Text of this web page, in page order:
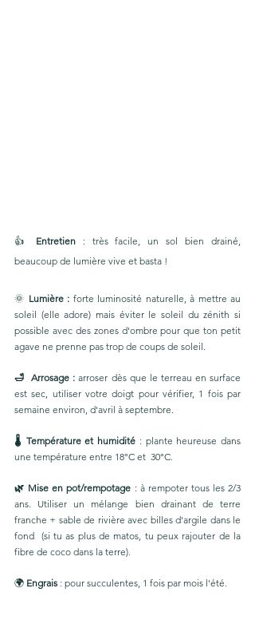
👍 Entretien : très facile, un sol bien drainé,
beaucoup de lumière vive et basta !
🌞 Lumière : forte luminosité naturelle, à mettre au
soleil (elle adore) mais éviter le soleil du zénith si
possible avec des zones d'ombre pour que ton petit
agave ne prenne pas trop de coups de soleil.
🛁  Arrosage : arroser dès que le terreau en surface
est sec, utiliser votre doigt pour vérifier, 1 fois par
semaine environ, d'avril à septembre.
🌡 Température et humidité : plante heureuse dans
une température entre 18°C et  30°C.
🌿 Mise en pot/rempotage : à rempoter tous les 2/3
ans. Utiliser un mélange bien drainant de terre
franche + sable de rivière avec billes d'argile dans le
fond  (si tu as plus de matos, tu peux rajouter de la
fibre de coco dans la terre).
🌍 Engrais : pour succulentes, 1 fois par mois l'été.